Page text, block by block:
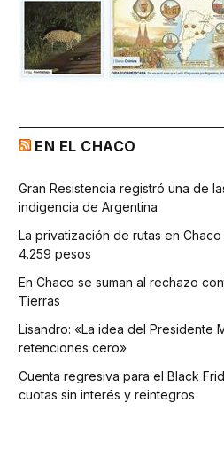
EN EL CHACO
Gran Resistencia registró una de
indigencia de Argentina
La privatización de rutas en
4.259 pesos
En Chaco se suman al rechazo
Tierras
Lisandro: «La idea del Presidente
retenciones cero»
Cuenta regresiva para el Black
cuotas sin interés y reintegros